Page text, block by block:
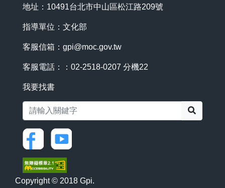
地址：10491台北市中山區松江路209號
指導單位：文化部
客服信箱： gpi@moc.gov.tw
客服電話：：02-2518-0207 分機22
我要找書
Copyright © 2018 Gpi.